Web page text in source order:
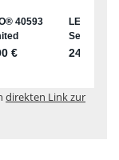
direkten Link zur